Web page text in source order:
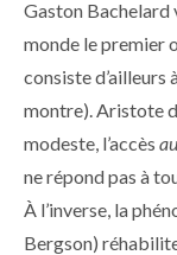
Gaston Bachelard
monde le premier
consiste d’ailleurs
montre). Aristote
modeste, l’accès
ne répond pas à
À l’inverse, la
Bergson)